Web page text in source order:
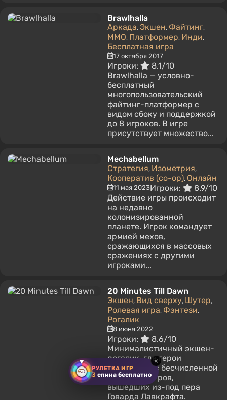
РУЛЕТКА ИГР
3 спина бесплатно
×
Brawlhalla
Аркада, Экшен, Файтинг,
MMO, Платформер, Инди,
Бесплатная игра
17 октября 2017
Игроки:
8.1/10
Brawlhalla — условно-
бесплатный
многопользовательский
файтинг-платформер с
видом сбоку и поддержкой
до 8 игроков. В игре
присутствует множество...
Mechabellum
Стратегия, Изометрия,
Кооператив (co-op), Онлайн
11 мая 2023Игроки:
8.9/10
Действие игры происходит
на недавно
колонизированной
планете. Игрок командует
армией мехов,
сражающихся в массовых
сражениях с другими
игроками...
20 Minutes Till Dawn
Экшен, Вид сверху, Шутер,
Ролевая игра, Фэнтези,
Рогалик
8 июня 2022
Игроки:
8.6/10
Минималистичный экшен-
рогалик, где герои
сражаются с бесчисленной
ордой монстров,
вышедших из-под пера
Говарда Лавкрафта.